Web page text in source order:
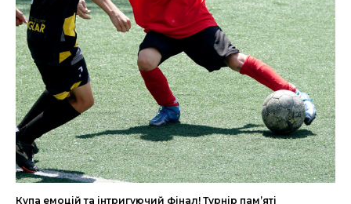
Купа емоцій та інтригуючий фінал! Турнір пам’яті